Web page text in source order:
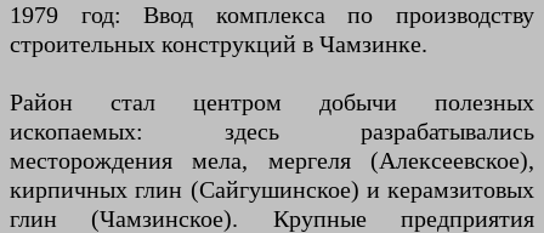
1979 год: Ввод комплекса по производству
строительных конструкций в Чамзинке.
Район стал центром добычи полезных
ископаемых: здесь разрабатывались
месторождения мела, мергеля (Алексеевское),
кирпичных глин (Сайгушинское) и керамзитовых
глин (Чамзинское). Крупные предприятия